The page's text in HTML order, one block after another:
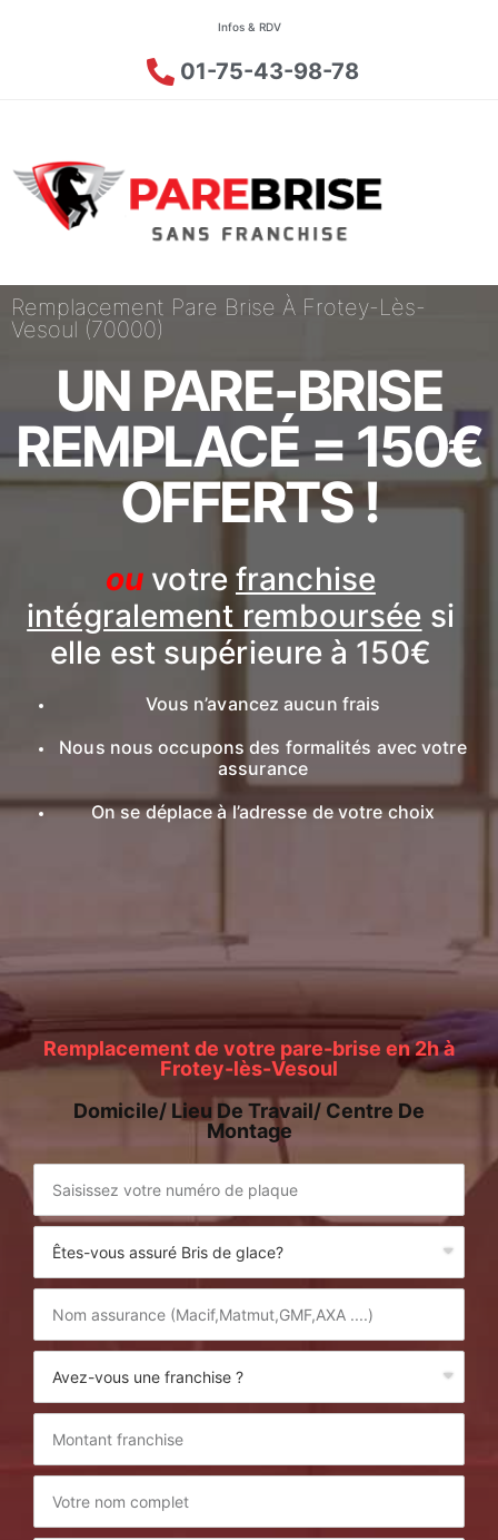
Infos & RDV
01-75-43-98-78
Remplacement Pare Brise À Frotey-Lès-
Vesoul (70000)
UN PARE-BRISE
REMPLACÉ = 150€
OFFERTS !
ou votre franchise
intégralement remboursée si
elle est supérieure à 150€
Vous n’avancez aucun frais
Nous nous occupons des formalités avec votre
assurance
On se déplace à l’adresse de votre choix
Remplacement de votre pare-brise en 2h à
Frotey-lès-Vesoul
Domicile/ Lieu De Travail/ Centre De
Montage